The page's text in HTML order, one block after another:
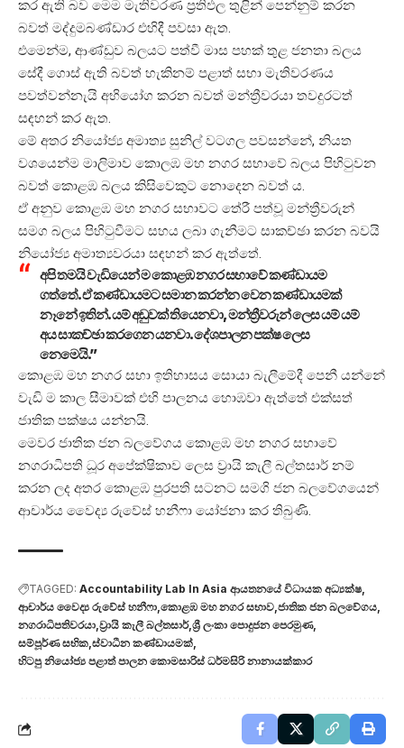
කර ඇති බව මෙම මැතිවරණ ප්‍රතිඵල තුළින් පෙන්නුම් කරන
බවත් මද්දුමබණ්ඩාර එහිදී පවසා ඇත.
එමෙන්ම, ආණ්ඩුව බලයට පත්වී මාස පහක් තුළ ජනතා බලය
සේදී ගොස් ඇති බවත් හැකිනම් පළාත් සභා මැතිවරණය
පවත්වන්නැයි අභියෝග කරන බවත් මන්ත්‍රීවරයා තවදුරටත්
සඳහන් කර ඇත.
මේ අතර නියෝජ්‍ය අමාත්‍ය සුනිල් වටගල පවසන්නේ, නියත
වශයෙන්ම මාලිමාව කොලඹ මහ නගර සභාවේ බලය පිහිටුවන
බවත් කොළඹ බලය කිසිවෙකුට නොදෙන බවත් ය.
ඒ අනුව කොළඹ මහ නගර සභාවට තේරී පත්වූ මන්ත්‍රීවරුන්
සමග බලය පිහිටුවීමට සහය ලබා ගැනීමට සාකච්ඡා කරන බවයි
නියෝජ්‍ය අමාත්‍යවරයා සඳහන් කර ඇත්තේ.
අපි තමයි වැඩියෙන් ම කොළඹ නගර සභාවේ කණ්ඩායම
ගත්තේ. ඒ කණ්ඩායමට සමාන කරන්න වෙන කණ්ඩායමක්
නෑනේ ඉතින්. යම් අඩුවක් තියෙනවා, මන්ත්‍රීවරුන් ලෙස යම් යම්
අය සාකච්ඡා කරගෙන යනවා. දේශපාලන පක්ෂ ලෙස
නෙමෙයි.”
කොළඹ මහ නගර සභා ඉතිහාසය සොයා බැලීමේදී පෙනී යන්නේ
වැඩි ම කාල සීමාවක් එහි පාලනය හොඹවා ඇත්තේ එක්සත්
ජාතික පක්ෂය යන්නයි.
මෙවර ජාතික ජන බලවේගය කොළඹ මහ නගර සභාවේ
නගරාධිපති ධූර අපේක්ෂිකාව ලෙස ව්‍රායි කැලී බල්තසාර් නම්
කරන ලද අතර කොළඹ පුරපති සටනට සමගි ජන බලවේගයෙන්
ආචාර්ය වෛද්‍ය රුවේස් හනීෆා යෝජනා කර තිබුණි.
TAGGED: Accountability Lab In Asia ආයතනයේ විධායක අධ්‍යක්ෂ
ආචාර්ය වෛද්‍ය රුවේස් හනීෆා කොළඹ මහ නගර සභාව ජාතික ජන බලවේගය
නගරාධිපතිවරයා ව්‍රායි කැලී බල්තසාර් ශ්‍රී ලංකා පොදුජන පෙරමුණ
සම්පූර්ණ සභික ස්වාධීන කණ්ඩායමක්
හිටපු නියෝජ්‍ය පළාත් පාලන කොමසාරිස් ධර්මසිරි නානායක්කාර